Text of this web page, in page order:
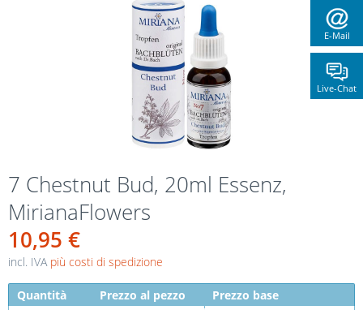
E-Mail
Live-Chat
7 Chestnut Bud, 20ml Essenz,
MirianaFlowers
10,95 €
incl. IVA più costi di spedizione
Quantità Prezzo al pezzo
Prezzo base